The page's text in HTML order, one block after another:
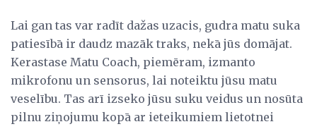
Lai gan tas var radīt dažas uzacis, gudra matu suka
patiesībā ir daudz mazāk traks, nekā jūs domājat.
Kerastase Matu Coach, piemēram, izmanto
mikrofonu un sensorus, lai noteiktu jūsu matu
veselību. Tas arī izseko jūsu suku veidus un nosūta
pilnu ziņojumu kopā ar ieteikumiem lietotnei